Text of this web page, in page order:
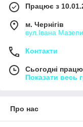
Працює з
м. Чернігів
вул.Івана
Контакти
Сьогодні
Показати весь
Про нас